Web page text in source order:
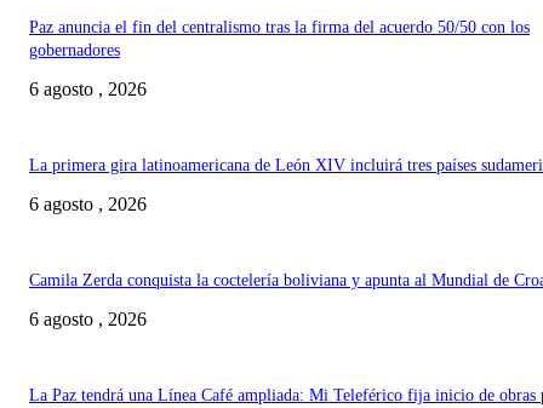
Paz anuncia el fin del centralismo tras la firma del acuerdo 50/50 con los
gobernadores
6 agosto , 2026
La primera gira latinoamericana de León XIV incluirá tres países
6 agosto , 2026
Camila Zerda conquista la coctelería boliviana y apunta al Mundial de
6 agosto , 2026
La Paz tendrá una Línea Café ampliada: Mi Teleférico fija inicio de obras